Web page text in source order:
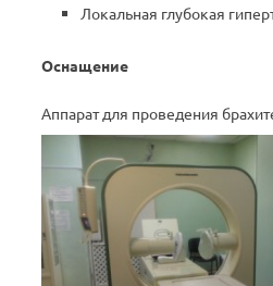
Локальная глубокая
Оснащение
Аппарат для проведения